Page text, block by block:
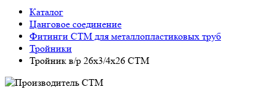
Каталог
Цанговое соединение
Фитинги СTM для металлопластиковых труб
Тройники
Тройник в/р 26х3/4х26 CTM